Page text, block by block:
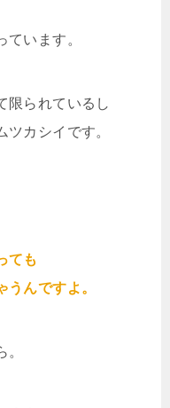
います。
限られているし
カシイです。
ても
んですよ。